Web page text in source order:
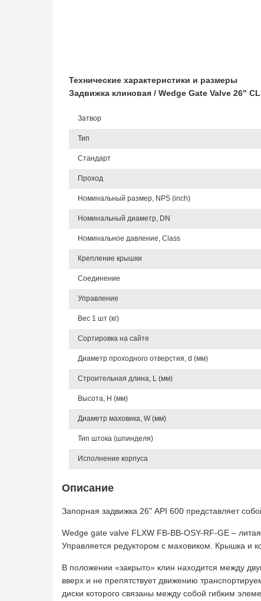
Технические характеристики и размеры
Задвижка клиновая / Wedge Gate Valve 26"
Затвор
Тип
Стандарт
Проход
Номинальный размер, NPS (inch)
Номинальный диаметр, DN
Номинальное давление, Class
Крепление крышки
Соединение
Управление
Вес 1 шт (кг)
Сортировка на сайте
Диаметр проходного отверстия, d (мм)
Строительная длина, L (мм)
Высота, Н (мм)
Диаметр маховика, W (мм)
Тип штока (шпинделя)
Исполнение корпуса
Описание
Запорная задвижка 26" API 600 представляет
Wedge gate valve FLXW FB-BB-OSY-RF-GE –
Управляется редуктором с маховиком. Крышка и
В положении «закрыто» клин находится между
вверх и не препятствует движению
диски которого связаны между собой гибким